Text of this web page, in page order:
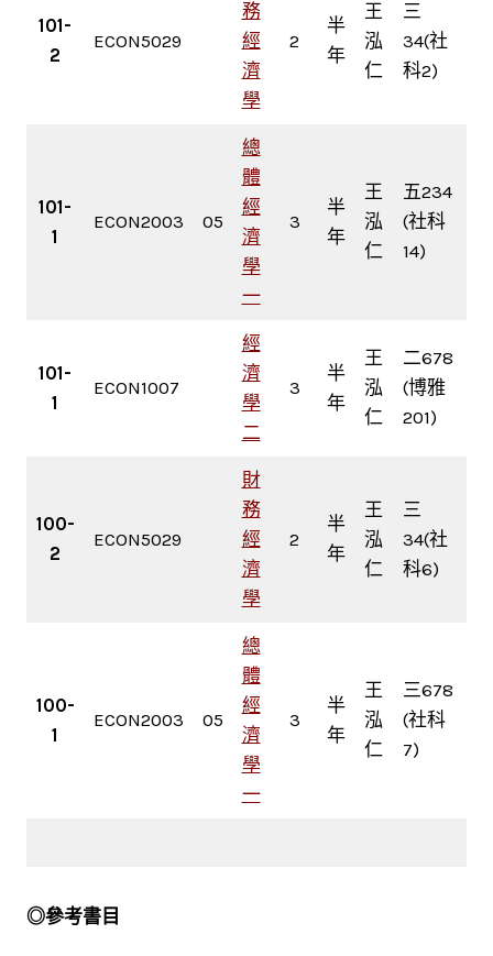
101-
2
ECON5029
務
經
濟
學
2
半
年
王
泓
仁
三
34(社
科2)
101-
1
ECON2003 05
總
體
經
濟
學
一
3
半
年
王
泓
仁
五234
(社科
14)
101-
1
ECON1007
經
濟
學
二
3
半
年
王
泓
仁
二678
(博雅
201)
100-
2
ECON5029
財
務
經
濟
學
2
半
年
王
泓
仁
三
34(社
科6)
100-
1
ECON2003 05
總
體
經
濟
學
一
3
半
年
王
泓
仁
三678
(社科
7)
◎參考書目